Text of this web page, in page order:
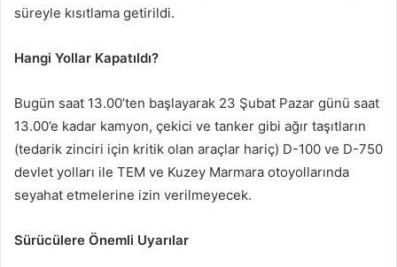
süreyle kısıtlama getirildi.
Hangi Yollar Kapatıldı?
Bugün saat 13.00’ten başlayarak 23 Şubat Pazar günü saat
13.00’e kadar kamyon, çekici ve tanker gibi ağır taşıtların
(tedarik zinciri için kritik olan araçlar hariç) D-100 ve D-750
devlet yolları ile TEM ve Kuzey Marmara otoyollarında
seyahat etmelerine izin verilmeyecek.
Sürücülere Önemli Uyarılar